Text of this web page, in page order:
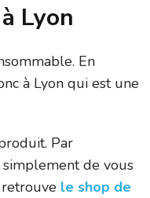
Lyon
En
à Lyon qui est une
Par
de vous
le shop de